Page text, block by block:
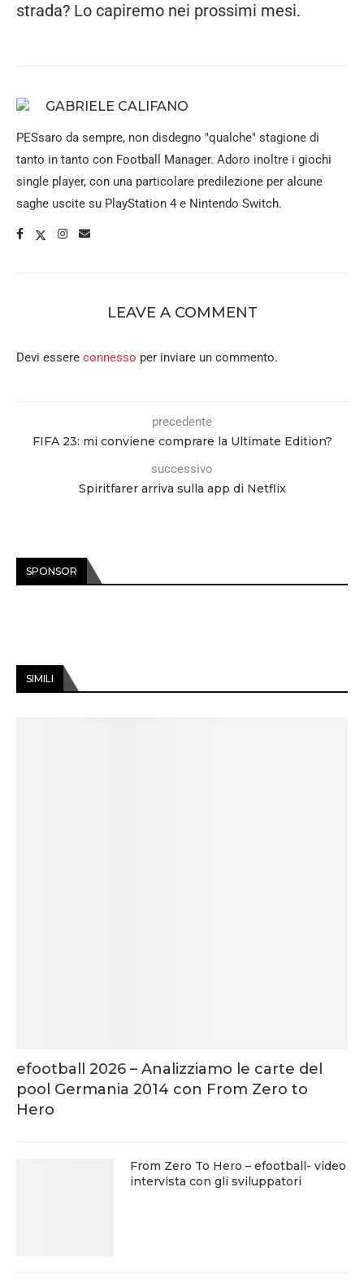
strada? Lo capiremo nei prossimi mesi.
GABRIELE CALIFANO
PESsaro da sempre, non disdegno "qualche" stagione di
tanto in tanto con Football Manager. Adoro inoltre i giochi
single player, con una particolare predilezione per alcune
saghe uscite su PlayStation 4 e Nintendo Switch.
LEAVE A COMMENT
Devi essere connesso per inviare un commento.
precedente
FIFA 23: mi conviene comprare la Ultimate Edition?
successivo
Spiritfarer arriva sulla app di Netflix
SPONSOR
SIMILI
efootball 2026 – Analizziamo le carte del
pool Germania 2014 con From Zero to
Hero
From Zero To Hero – efootball- video
intervista con gli sviluppatori